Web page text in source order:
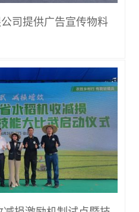
司提供广告宣传物料